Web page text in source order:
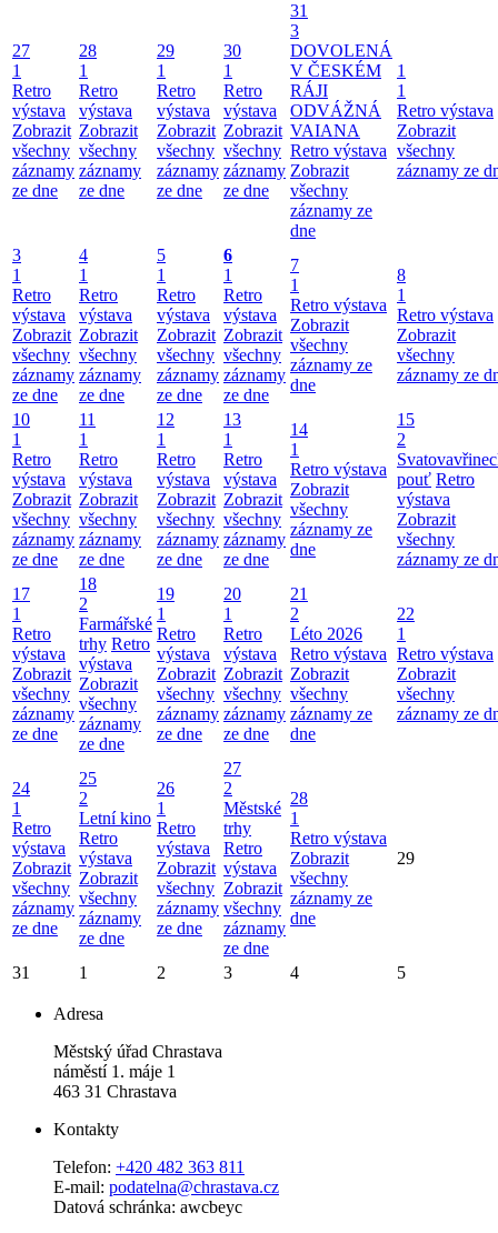
27
1
Retro
výstava
Zobrazit
všechny
záznamy
ze dne
28
1
Retro
výstava
Zobrazit
všechny
záznamy
ze dne
29
1
Retro
výstava
Zobrazit
všechny
záznamy
ze dne
30
1
Retro
výstava
Zobrazit
všechny
záznamy
ze dne
31
3
DOVOLENÁ
V ČESKÉM
RÁJI
ODVÁŽNÁ
VAIANA
Retro výstava
Zobrazit
všechny
záznamy ze
dne
1
1
Retro výstava
Zobrazit
všechny
záznamy ze
3
1
Retro
výstava
Zobrazit
všechny
záznamy
ze dne
4
1
Retro
výstava
Zobrazit
všechny
záznamy
ze dne
5
1
Retro
výstava
Zobrazit
všechny
záznamy
ze dne
6
1
Retro
výstava
Zobrazit
všechny
záznamy
ze dne
7
1
Retro výstava
Zobrazit
všechny
záznamy ze
dne
8
1
Retro výstava
Zobrazit
všechny
záznamy ze
10
1
Retro
výstava
Zobrazit
všechny
záznamy
ze dne
11
1
Retro
výstava
Zobrazit
všechny
záznamy
ze dne
12
1
Retro
výstava
Zobrazit
všechny
záznamy
ze dne
13
1
Retro
výstava
Zobrazit
všechny
záznamy
ze dne
14
1
Retro výstava
Zobrazit
všechny
záznamy ze
dne
15
2
pouť Retro
výstava
Zobrazit
všechny
záznamy ze
17
1
Retro
výstava
Zobrazit
všechny
záznamy
ze dne
18
2
Farmářské
trhy Retro
výstava
Zobrazit
všechny
záznamy
ze dne
19
1
Retro
výstava
Zobrazit
všechny
záznamy
ze dne
20
1
Retro
výstava
Zobrazit
všechny
záznamy
ze dne
21
2
Léto 2026
Retro výstava
Zobrazit
všechny
záznamy ze
dne
22
1
Retro výstava
Zobrazit
všechny
záznamy ze
24
1
Retro
výstava
Zobrazit
všechny
záznamy
ze dne
25
2
Letní kino
Retro
výstava
Zobrazit
všechny
záznamy
ze dne
26
1
Retro
výstava
Zobrazit
všechny
záznamy
ze dne
27
2
Městské
trhy
Retro
výstava
Zobrazit
všechny
záznamy
ze dne
28
1
Retro výstava
Zobrazit
všechny
záznamy ze
dne
29
31 1 2 3 4 5
Adresa
Městský úřad Chrastava
náměstí 1. máje 1
463 31 Chrastava
Kontakty
Telefon: +420 482 363 811
E-mail: podatelna@chrastava.cz
Datová schránka: awcbeyc